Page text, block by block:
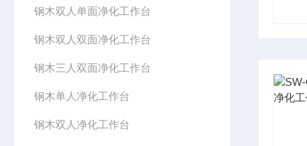
钢木双人单面净化工作台
钢木双人双面净化工作台
钢木三人双面净化工作台
钢木单人净化工作台
钢木双人净化工作台